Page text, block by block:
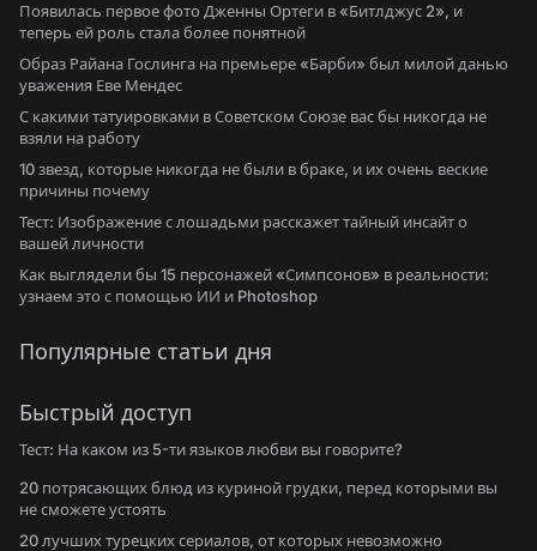
Появилась первое фото Дженны Ортеги в «Битлджус 2», и
теперь ей роль стала более понятной
Образ Райана Гослинга на премьере «Барби» был милой данью
уважения Еве Мендес
С какими татуировками в Советском Союзе вас бы никогда не
взяли на работу
10 звезд, которые никогда не были в браке, и их очень веские
причины почему
Тест: Изображение с лошадьми расскажет тайный инсайт о
вашей личности
Как выглядели бы 15 персонажей «Симпсонов» в реальности:
узнаем это с помощью ИИ и Photoshop
Популярные статьи дня
Быстрый доступ
Тест: На каком из 5-ти языков любви вы говорите?
20 потрясающих блюд из куриной грудки, перед которыми вы
не сможете устоять
20 лучших турецких сериалов, от которых невозможно